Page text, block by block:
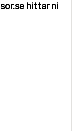
hittar ni